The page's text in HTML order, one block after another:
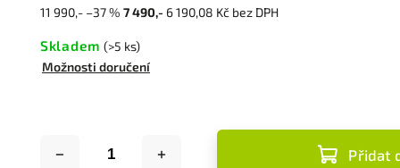
11 990,- –37 %7 490,- 6 190,08 Kč bez DPH
Skladem (>5 ks)
Možnosti doručení
Přidat